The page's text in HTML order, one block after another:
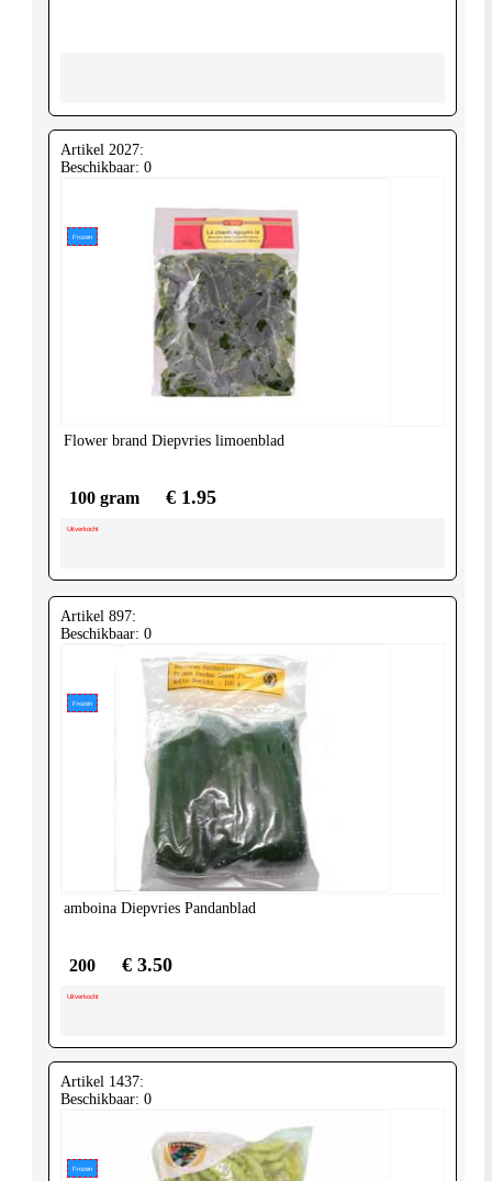
Frozen
Artikel 2027:
Beschikbaar: 0
Flower brand Diepvries limoenblad
100 gram € 1.95
Uitverkocht
Frozen
Artikel 897:
Beschikbaar: 0
amboina Diepvries Pandanblad
200 € 3.50
Uitverkocht
Frozen
Artikel 1437:
Beschikbaar: 0